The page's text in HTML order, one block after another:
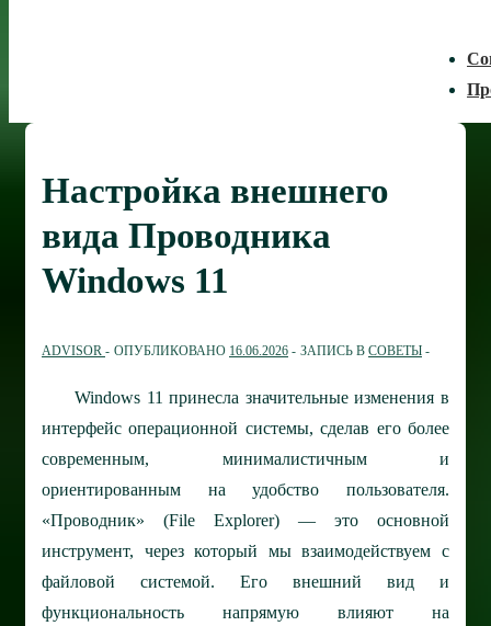
Настройка внешнего
вида Проводника
Windows 11
ADVISOR ОПУБЛИКОВАНО 16.06.2026 ЗАПИСЬ В СОВЕТЫ
Windows 11 принесла значительные изменения в
интерфейс операционной системы, сделав его более
современным, минималистичным и
ориентированным на удобство пользователя.
«Проводник» (File Explorer) — это основной
инструмент, через который мы взаимодействуем с
файловой системой. Его внешний вид и
функциональность напрямую влияют на